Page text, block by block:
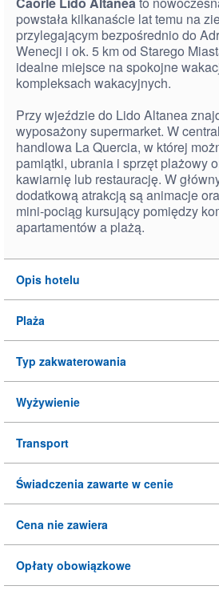
powstała kilkanaście lat temu na
przylegającym bezpośrednio do
Wenecji i ok. 5 km od Starego
idealne miejsce na spokojne
kompleksach wakacyjnych.
Przy wjeździe do Lido Altanea
wyposażony supermarket. W
handlowa La Quercia, w której
pamiątki, ubrania i sprzęt plażowy
kawiarnię lub restaurację. W
dodatkową atrakcją są animacje
mini-pociąg kursujący pomiędzy
apartamentów a plażą.
Opis hotelu
Plaża
Typ zakwaterowania
Wyżywienie
Transport
Świadczenia zawarte w cenie
Cena nie zawiera
Opłaty obowiązkowe